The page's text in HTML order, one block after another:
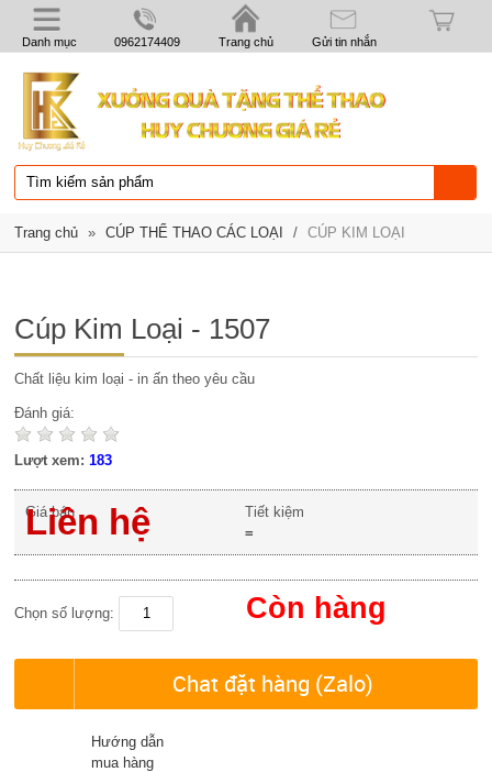
Danh mục 0962174409 Trang chủ Gửi tin nhắn
Trang chủ » CÚP THỂ THAO CÁC LOẠI / CÚP KIM LOẠI
Cúp Kim Loại - 1507
Chất liệu kim loại - in ấn theo yêu cầu
Đánh giá:
Lượt xem:183
Giá bán
Liên hệ
Tiết kiệm
=
Chọn số lượng: Còn hàng
Chat đặt hàng (Zalo)
Hướng dẫn
mua hàng